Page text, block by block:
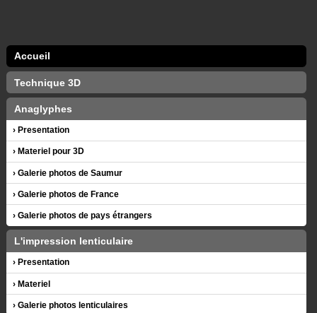
Accueil
Technique 3D
Anaglyphes
Presentation
Materiel pour 3D
Galerie photos de Saumur
Galerie photos de France
Galerie photos de pays étrangers
L'impression lenticulaire
Presentation
Materiel
Galerie photos lenticulaires